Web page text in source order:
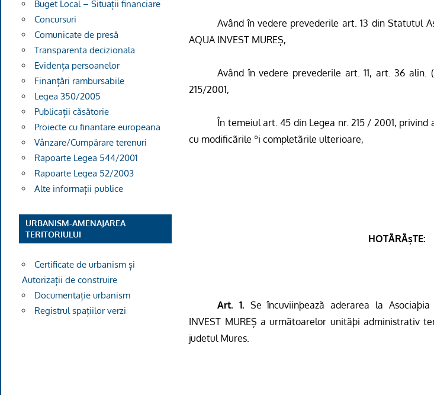
Având în vedere prevederile art. 13 din Statutul
AQUA INVEST MUREȘ,
Având în vedere prevederile art. 11, art. 36
215/2001,
În temeiul art. 45 din Legea nr. 215 / 2001,
cu modificãrile ºi completãrile ulterioare,
HOTÃRÃșTE:
Art. 1. Se încuviinþeazã aderarea la Asociaþia
INVEST MUREȘ a urmãtoarelor unitãþi administrativ
judetul Mures.
Buget Local – Situații financiare
Concursuri
Comunicate de presă
Transparenta decizionala
Evidența persoanelor
Finanțări rambursabile
Legea 350/2005
Publicații căsătorie
Proiecte cu finantare europeana
Vânzare/Cumpărare terenuri
Rapoarte Legea 544/2001
Rapoarte Legea 52/2003
Alte informații publice
URBANISM-AMENAJAREA
TERITORIULUI
Certificate de urbanism și
Autorizații de construire
Documentație urbanism
Registrul spațiilor verzi